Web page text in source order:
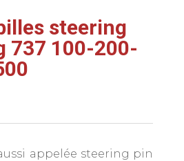
steering
737 100-200-
appelée steering pin